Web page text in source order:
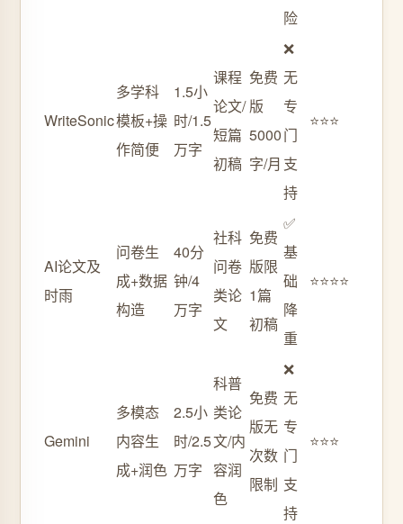
险
WriteSonic
多学科
模板+操
作简便
1.5小
时/1.5
万字
课程
论文/
短篇
初稿
免费
版
5000
字/月
❌
无
专
门
支
持
⭐⭐⭐
AI论文及
时雨
问卷生
成+数据
构造
40分
钟/4
万字
社科
问卷
类论
文
免费
版限
1篇
初稿
✅
基
础
降
重
⭐⭐⭐⭐
Gemini
多模态
内容生
成+润色
2.5小
时/2.5
万字
科普
类论
文/内
容润
色
免费
版无
次数
限制
❌
无
专
门
支
持
⭐⭐⭐